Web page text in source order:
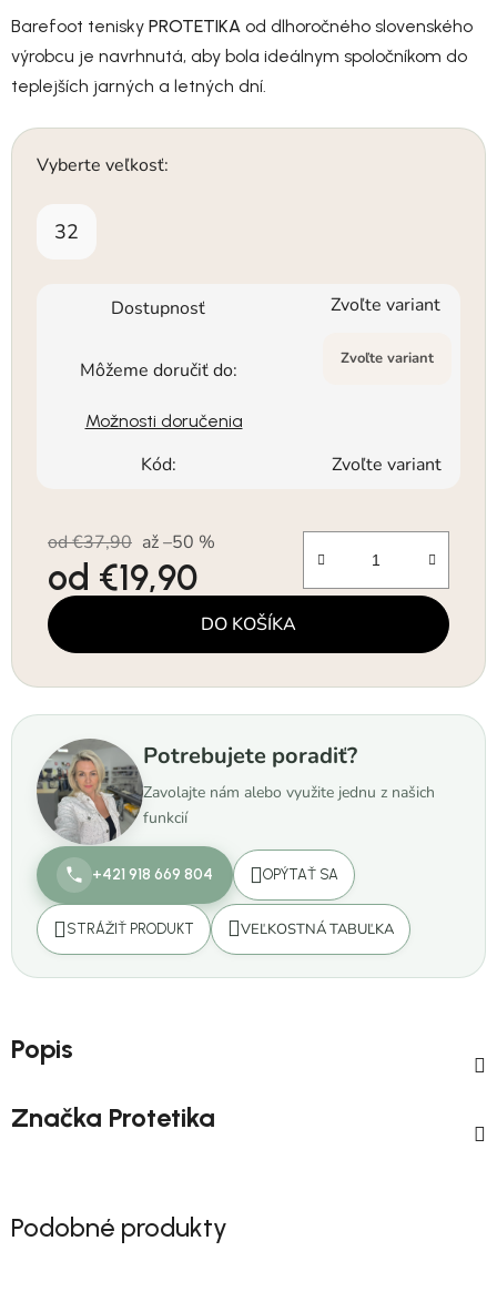
Barefoot tenisky PROTETIKA od dlhoročného slovenského
výrobcu je navrhnutá, aby bola ideálnym spoločníkom do
teplejších jarných a letných dní.
Vyberte veľkosť:
32
Dostupnosť Zvoľte variant
Môžeme doručiť do: Zvoľte variant
Možnosti doručenia
Kód: Zvoľte variant
od €37,90 až –50 %
od €19,90
Jednotková cena: DO KOŠÍKA
Potrebujete poradiť?
Zavolajte nám alebo využite jednu z našich
funkcií
+421 918 669 804 OPÝTAŤ SA
STRÁŽIŤ PRODUKT VEĽKOSTNÁ TABUĽKA
Popis
Značka Protetika
Podobné produkty